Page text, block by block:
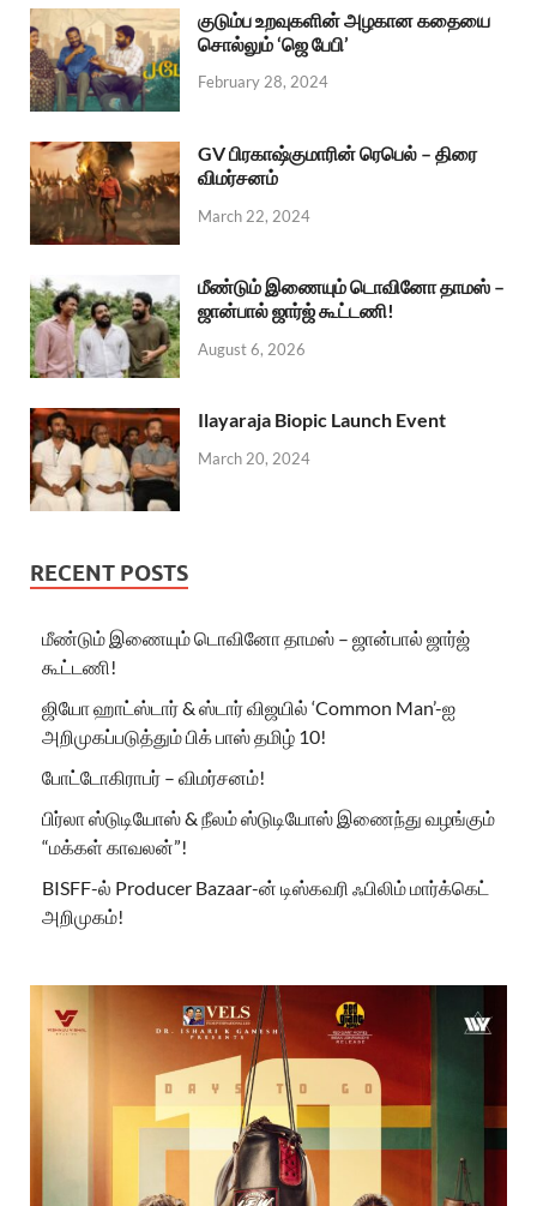
குடும்ப உறவுகளின் அழகான கதையை
சொல்லும் ‘ஜெ பேபி’
February 28, 2024
GV பிரகாஷ்குமாரின் ரெபெல் – திரை
விமர்சனம்
March 22, 2024
மீண்டும் இணையும் டொவினோ தாமஸ் –
ஜான்பால் ஜார்ஜ் கூட்டணி!
August 6, 2026
Ilayaraja Biopic Launch Event
March 20, 2024
RECENT POSTS
மீண்டும் இணையும் டொவினோ தாமஸ் – ஜான்பால் ஜார்ஜ்
கூட்டணி!
ஜியோ ஹாட்ஸ்டார் & ஸ்டார் விஜயில் ‘Common Man’-ஐ
அறிமுகப்படுத்தும் பிக் பாஸ் தமிழ் 10!
போட்டோகிராபர் – விமர்சனம்!
பிர்லா ஸ்டுடியோஸ் & நீலம் ஸ்டுடியோஸ் இணைந்து வழங்கும்
“மக்கள் காவலன்”!
BISFF-ல் Producer Bazaar-ன் டிஸ்கவரி ஃபிலிம் மார்க்கெட்
அறிமுகம்!